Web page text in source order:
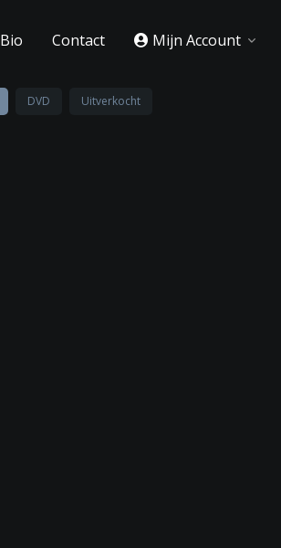
Bio Contact Mijn Account
DVD Uitverkocht